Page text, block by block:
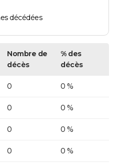
décédées
Nombre de
décès
% des
décès
0 0 %
0 0 %
0 0 %
0 0 %